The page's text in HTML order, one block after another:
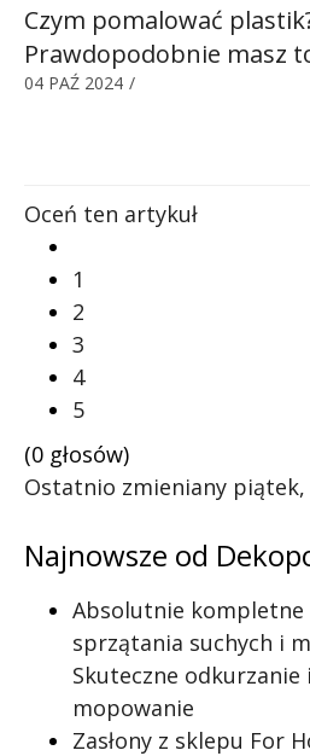
Czym pomalować
Prawdopodobnie masz
04 PAŹ 2024 /
Oceń ten artykuł
1
2
3
4
5
(0 głosów)
Ostatnio zmieniany piątek,
Najnowsze od
Absolutnie kompletne
sprzątania suchych i
Skuteczne odkurzanie
mopowanie
Zasłony z sklepu For